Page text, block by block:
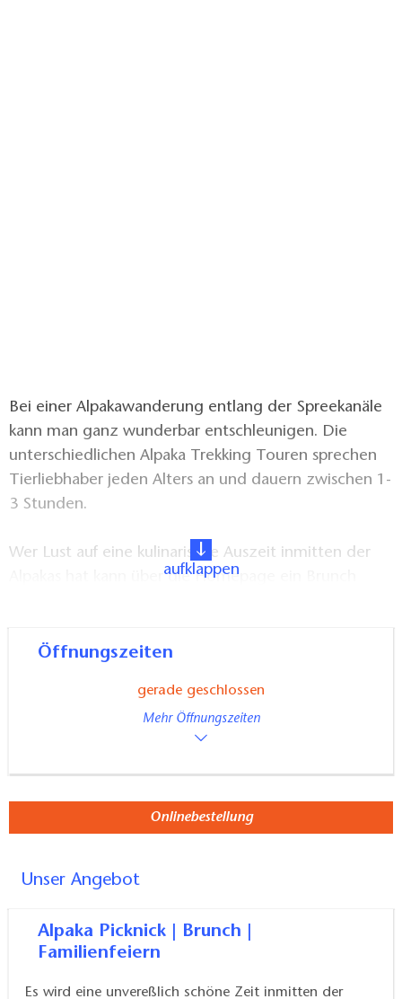
Bei einer Alpakawanderung entlang der Spreekanäle
kann man ganz wunderbar entschleunigen. Die
unterschiedlichen Alpaka Trekking Touren sprechen
Tierliebhaber jeden Alters an und dauern zwischen 1-
3 Stunden.
Wer Lust auf eine kulinarische Auszeit inmitten der
Alpakas hat kann über die Homepage ein Brunch
Zudem gibt es selbstgemachtes Bio Softeis und
Schlendern zum Naturhafen mit Blick auf die "Delfine
der Weide" lohnt sich ebenfalls.
Im Hofladen sowie im Alpaka Online Farm Shop
Baby Alpakawolle in modernem Strick Design.
Kopfkissen, Alpaka-Socken, Hausschuhe, Mützen,
besondere Accessoires aber auch Souvenirs,
Business Incentives, Team Events oder eine
aufklappen
Öffnungszeiten
gerade geschlossen
Mehr Öffnungszeiten
Onlinebestellung
Unser Angebot
Alpaka Picknick | Brunch |
Familienfeiern
Es wird eine unvereßlich schöne Zeit inmitten der